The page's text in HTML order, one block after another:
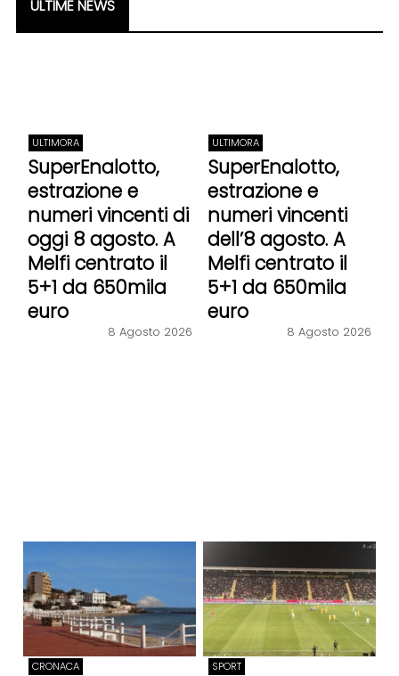
ULTIME NEWS
ULTIMORA
SuperEnalotto,
estrazione e
numeri vincenti di
oggi 8 agosto. A
Melfi centrato il
5+1 da 650mila
euro
8 Agosto 2026
ULTIMORA
SuperEnalotto,
estrazione e
numeri vincenti
dell’8 agosto. A
Melfi centrato il
5+1 da 650mila
euro
8 Agosto 2026
CRONACA SPORT